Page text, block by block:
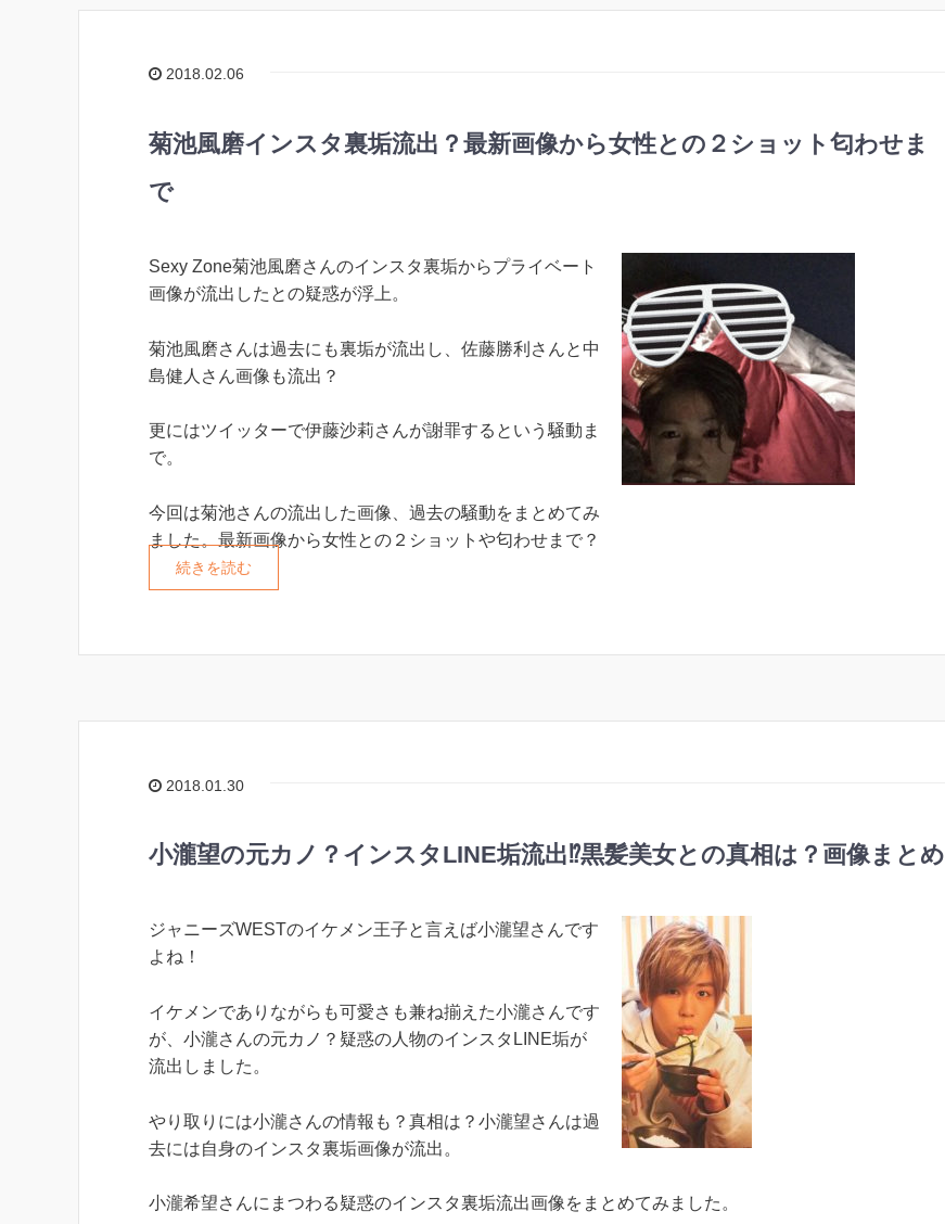
2018.02.06
菊池風磨インスタ裏垢流出？最新画像から女性との２ショット匂わせま
で
Sexy Zone菊池風磨さんのインスタ裏垢からプライベート
画像が流出したとの疑惑が浮上。
菊池風磨さんは過去にも裏垢が流出し、佐藤勝利さんと中
島健人さん画像も流出？
更にはツイッターで伊藤沙莉さんが謝罪するという騒動ま
で。
今回は菊池さんの流出した画像、過去の騒動をまとめてみ
ました。最新画像から女性との２ショットや匂わせまで？
続きを読む
2018.01.30
小瀧望の元カノ？インスタLINE垢流出⁉︎黒髪美女との真相は？画像まとめ
ジャニーズWESTのイケメン王子と言えば小瀧望さんです
よね！
イケメンでありながらも可愛さも兼ね揃えた小瀧さんです
が、小瀧さんの元カノ？疑惑の人物のインスタLINE垢が
流出しました。
やり取りには小瀧さんの情報も？真相は？小瀧望さんは過
去には自身のインスタ裏垢画像が流出。
小瀧希望さんにまつわる疑惑のインスタ裏垢流出画像をまとめてみました。